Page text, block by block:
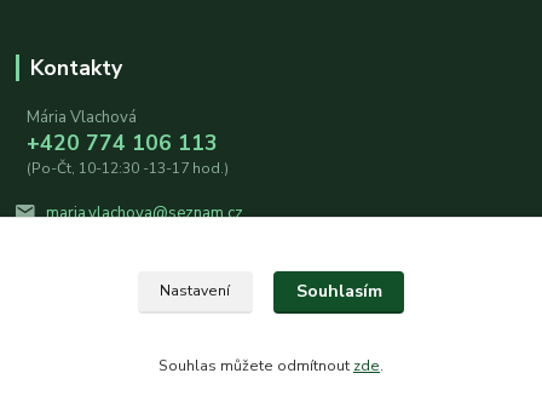
Kontakty
Mária Vlachová
+420 774 106 113
(Po-Čt, 10-12:30 -13-17 hod.)
maria.vlachova@seznam.cz
Nastavení Souhlasím
Souhlas můžete odmítnout zde.